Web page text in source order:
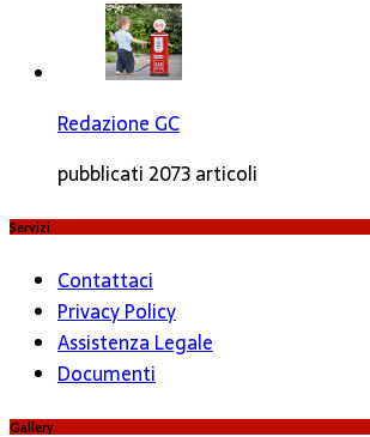
Redazione GC
pubblicati 2073 articoli
Servizi
Contattaci
Privacy Policy
Assistenza Legale
Documenti
Gallery